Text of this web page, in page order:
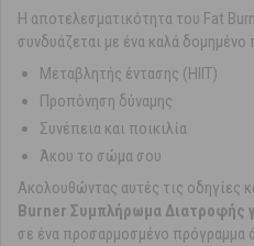
Η αποτελεσματικότητα του Fat
συνδυάζεται με ένα καλά
Μεταβλητής έντασης (HIIT)
Προπόνηση δύναμης
Συνέπεια και ποικιλία
Άκου το σώμα σου
Ακολουθώντας αυτές τις οδηγίες
Burner Συμπλήρωμα Διατροφής
σε ένα προσαρμοσμένο πρόγραμμα